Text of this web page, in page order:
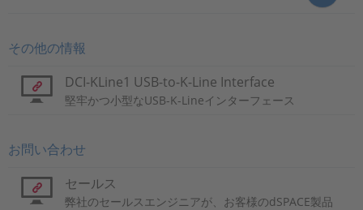
その他の情報
DCI-KLine1 USB-to-K-Line Interface
堅牢かつ小型なUSB-K-Lineインターフェース
お問い合わせ
セールス
弊社のセールスエンジニアが、お客様のdSPACE製品